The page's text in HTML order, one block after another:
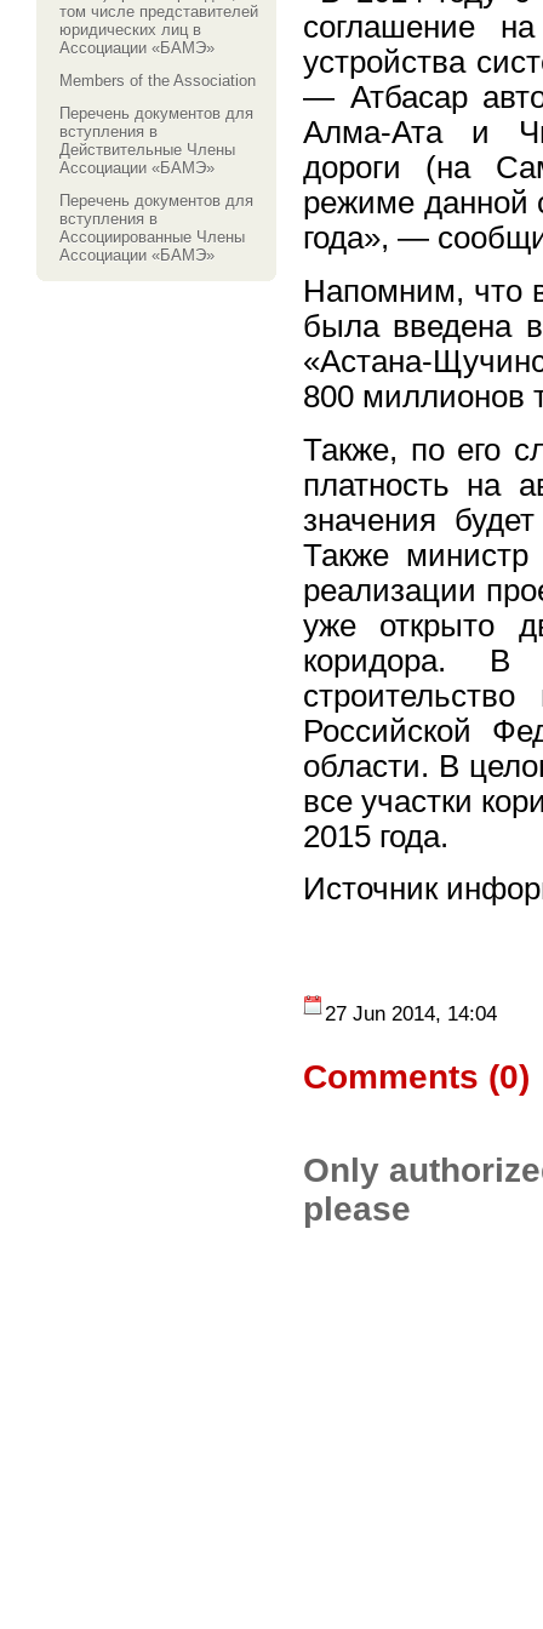
том числе представителей
юридических лиц в
Ассоциации «БАМЭ»
Members of the Association
Перечень документов для
вступления в
Действительные Члены
Ассоциации «БАМЭ»
Перечень документов для
вступления в
Ассоциированные Члены
Ассоциации «БАМЭ»
соглашение
устройства
— Атбасар
Алма-Ата и
дороги (на
режиме данной
года», —
Напомним, что
была введена
«Астана-
800 миллионов
Также, по его
платность на
значения
Также
реализации
уже открыто
коридора. В
Российской
области. В
все участки
2015 года.
Источник
27 Jun 2014, 14:04
Comments (0)
Only
please